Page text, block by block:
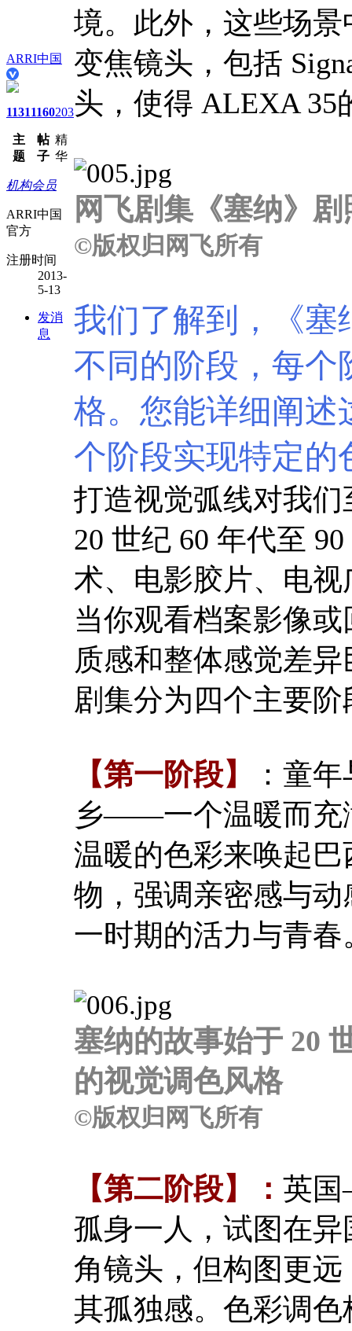
ARRI中国
1131
主
题
1160
帖
子
203
精
华
机构会员
ARRI中国
官方
注册时间
2013-
5-13
发消
息
境。此外，这些场
变焦镜头，包括
头，使得 ALEXA 35
网飞剧集《塞纳》剧
©版权归网飞所有
我们了解到，《塞
不同的阶段，每个
格。您能详细阐述
个阶段实现特定的
打造视觉弧线对我
20 世纪 60 年代至
术、电影胶片、电
当你观看档案影像
质感和整体感觉差
剧集分为四个主要阶
【第一阶段】
：童
乡——一个温暖而充
温暖的色彩来唤起
物，强调亲密感与
一时期的活力与青春
塞纳的故事始于 20
的视觉调色风格
©版权归网飞所有
【第二阶段】： 英
孤身一人，试图在
角镜头，但构图更
其孤独感。色彩调